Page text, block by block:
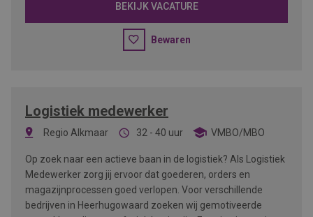
BEKIJK VACATURE
Bewaren
Logistiek medewerker
Regio Alkmaar 32 - 40 uur VMBO/MBO
Op zoek naar een actieve baan in de logistiek? Als Logistiek
Medewerker zorg jij ervoor dat goederen, orders en
magazijnprocessen goed verlopen. Voor verschillende
bedrijven in Heerhugowaard zoeken wij gemotiveerde